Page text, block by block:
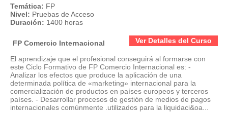
Temática: FP
Nivel: Pruebas de Acceso
Duración: 1400 horas
Ver Detalles del Curso
FP Comercio Internacional
El aprendizaje que el profesional conseguirá al formarse con
este Ciclo Formativo de FP Comercio Internacional es: -
Analizar los efectos que produce la aplicación de una
determinada política de «marketing» internacional para la
comercialización de productos en países europeos y terceros
países. - Desarrollar procesos de gestión de medios de pagos
internacionales comúnmente .utilizados para la liquidaci&oa...